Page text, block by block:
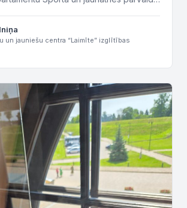
tauta – stipra Latvija”. Konkursa
patriotismu, pilsonisko piederību
un lepnumu par savu valsti,
pārdomātā dizainā, attēlot
un jauniešu centra “Laimīte” izglītības